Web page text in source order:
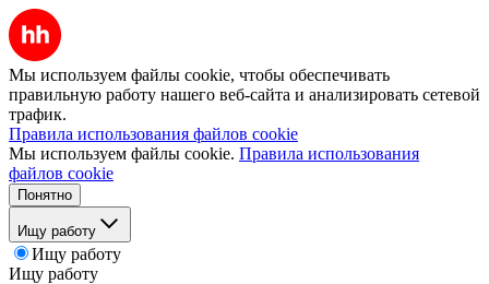
Мы используем файлы cookie, чтобы обеспечивать
правильную работу нашего веб-сайта и анализировать сетевой
трафик.
Правила использования файлов cookie
Мы используем файлы cookie. Правила использования
файлов cookie
Понятно
Ищу работу
Ищу работу
Ищу работу